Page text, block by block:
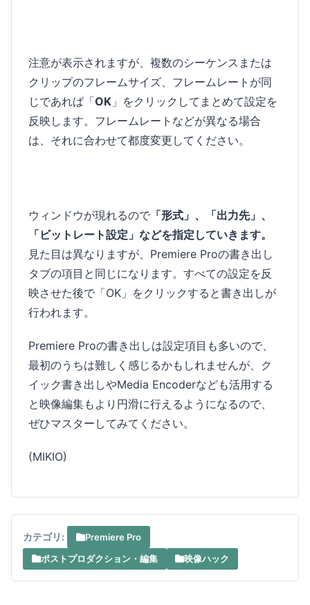
注意が表示されますが、複数のシーケンスまたは
クリップのフレームサイズ、フレームレートが同
じであれば「OK 」をクリックしてまとめて設定を
反映します。フレームレートなどが異なる場合
は、それに合わせて都度変更してください。
ウィンドウが現れるので 「形式」、「出力先」、
「ビットレート設定」などを指定していきます。
見た目は異なりますが、Premiere Proの書き出し
タブの項目と同じになります。すべての設定を反
映させた後で「OK」をクリックすると書き出しが
行われます。
Premiere Proの書き出しは設定項目も多いので、
最初のうちは難しく感じるかもしれませんが、ク
イック書き出しやMedia Encoderなども活用する
と映像編集もより円滑に行えるようになるので、
ぜひマスターしてみてください。
(MIKIO)
カテゴリ:
Premiere Pro
ポストプロダクション・編集
映像ハック